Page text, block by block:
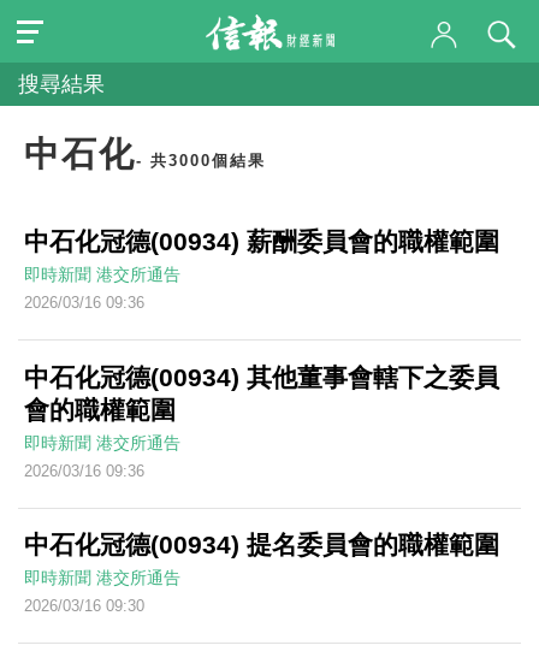
搜尋結果
中石化- 共3000個結果
中石化冠德(00934) 薪酬委員會的職權範圍
即時新聞 港交所通告
2026/03/16 09:36
中石化冠德(00934) 其他董事會轄下之委員
會的職權範圍
即時新聞 港交所通告
2026/03/16 09:36
中石化冠德(00934) 提名委員會的職權範圍
即時新聞 港交所通告
2026/03/16 09:30